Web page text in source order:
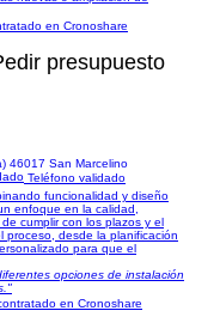
en Cronoshare
presupuesto
46017 San Marcelino
Teléfono validado
funcionalidad y diseño
enfoque en la calidad,
cumplir con los plazos y el
proceso, desde la planificación
para que el
opciones de instalación
en Cronoshare